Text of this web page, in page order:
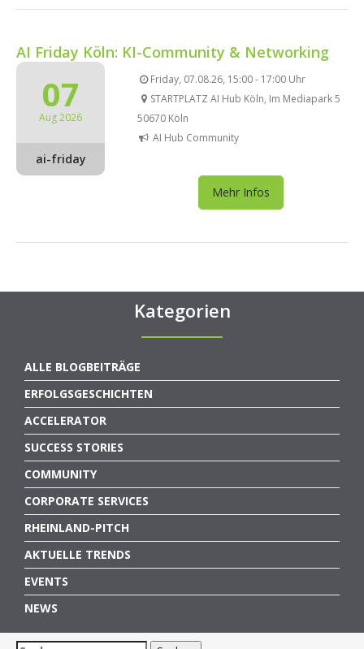
AI Friday Köln: KI-Community & Networking
07
Aug 2026
ai-friday
Friday, 07.08.26, 15:00 - 17:00 Uhr
STARTPLATZ AI Hub Köln, Im Mediapark 5
50670 Köln
AI Hub Community
Mehr Infos
Kategorien
ALLE BLOGBEITRÄGE
ERFOLGSGESCHICHTEN
ACCELERATOR
SUCCESS STORIES
COMMUNITY
CORPORATE SERVICES
RHEINLAND-PITCH
AKTUELLE TRENDS
EVENTS
NEWS